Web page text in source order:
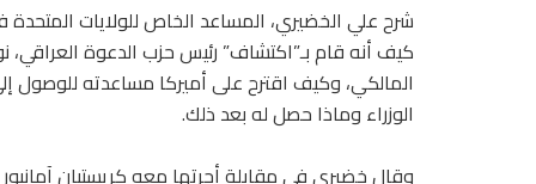
شرح علي الخضيري، المساعد الخاص للولايات المتحدة
كيف أنه قام بـ”اكتشاف” رئيس حزب الدعوة العراقي،
المالكي، وكيف اقترح على أميركا مساعدته للوصول
الوزراء وماذا حصل له بعد ذلك.